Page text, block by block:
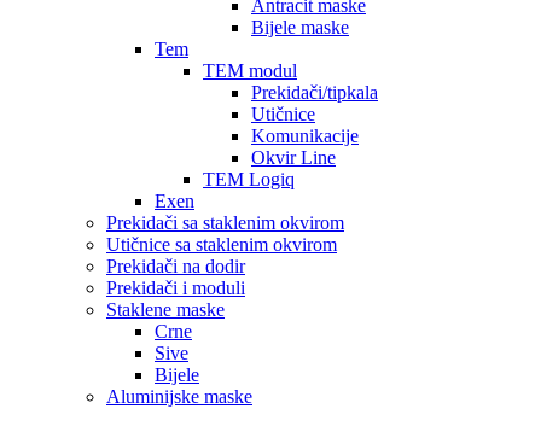
Antracit maske
Bijele maske
Tem
TEM modul
Prekidači/tipkala
Utičnice
Komunikacije
Okvir Line
TEM Logiq
Exen
Prekidači sa staklenim okvirom
Utičnice sa staklenim okvirom
Prekidači na dodir
Prekidači i moduli
Staklene maske
Crne
Sive
Bijele
Aluminijske maske